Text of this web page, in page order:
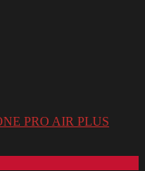
PRO AIR PLUS